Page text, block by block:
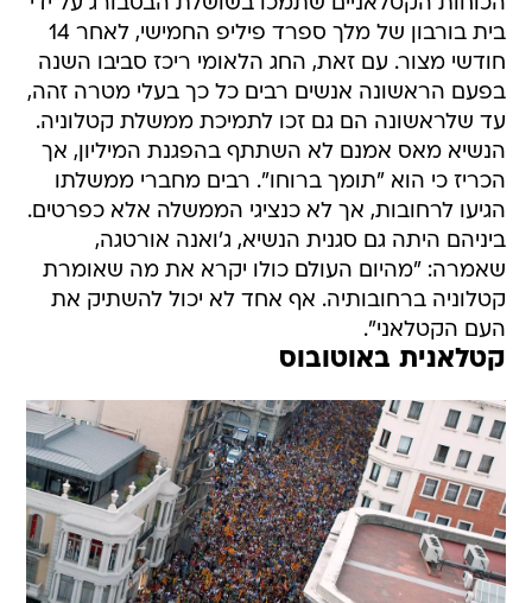
חודשי מצור. עם זאת, החג הלאומי ריכז סביבו השנה
בפעם הראשונה אנשים רבים כל כך בעלי מטרה זהה,
עד שלראשונה הם גם זכו לתמיכת ממשלת קטלוניה.
הנשיא מאס אמנם לא השתתף בהפגנת המיליון, אך
הכריז כי הוא "תומך ברוחו". רבים מחברי ממשלתו
הגיעו לרחובות, אך לא כנציגי הממשלה אלא כפרטים.
ביניהם היתה גם סגנית הנשיא, ג'ואנה אורטגה,
שאמרה: "מהיום העולם כולו יקרא את מה שאומרת
קטלוניה ברחובותיה. אף אחד לא יכול להשתיק את
העם הקטלאני".
קטלאנית באוטובוס